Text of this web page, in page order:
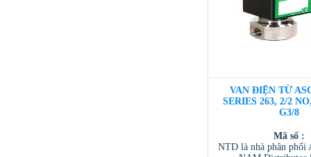
VAN ĐIỆN TỪ
SERIES 263, 2/2
G3/8
Mã số :
NTD là nhà phân phối